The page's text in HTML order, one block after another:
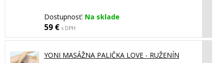
Dostupnosť: Na sklade
59 € s DPH
YONI MASÁŽNA PALIČKA LOVE - RUŽENÍN